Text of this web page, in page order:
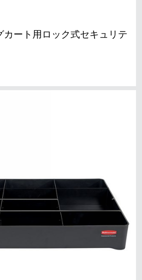
カート用ロック式セキュリテ